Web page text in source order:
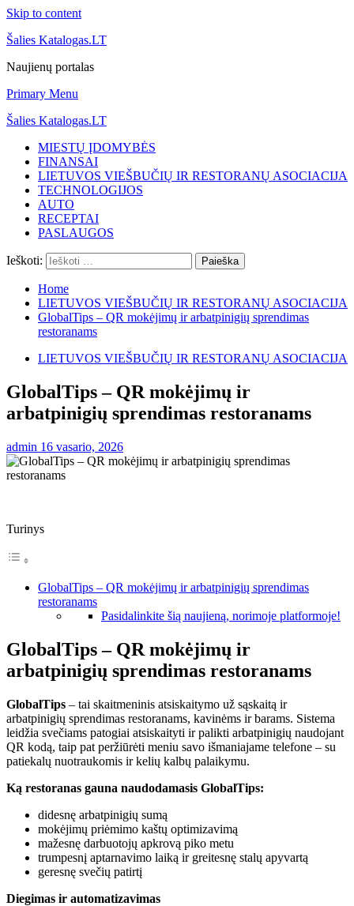
Skip to content
Šalies Katalogas.LT
Naujienų portalas
Primary Menu
Šalies Katalogas.LT
MIESTŲ ĮDOMYBĖS
FINANSAI
LIETUVOS VIEŠBUČIŲ IR RESTORANŲ ASOCIACIJA
TECHNOLOGIJOS
AUTO
RECEPTAI
PASLAUGOS
Ieškoti:
Home
LIETUVOS VIEŠBUČIŲ IR RESTORANŲ ASOCIACIJA
GlobalTips – QR mokėjimų ir arbatpinigių sprendimas
restoranams
LIETUVOS VIEŠBUČIŲ IR RESTORANŲ ASOCIACIJA
GlobalTips – QR mokėjimų ir
arbatpinigių sprendimas restoranams
admin 16 vasario, 2026
Turinys
GlobalTips – QR mokėjimų ir arbatpinigių sprendimas
restoranams
Pasidalinkite šią naujieną, norimoje platformoje!
GlobalTips – QR mokėjimų ir
arbatpinigių sprendimas restoranams
GlobalTips – tai skaitmeninis atsiskaitymo už sąskaitą ir
arbatpinigių sprendimas restoranams, kavinėms ir barams. Sistema
leidžia svečiams patogiai atsiskaityti ir palikti arbatpinigių naudojant
QR kodą, taip pat peržiūrėti meniu savo išmaniajame telefone – su
patiekalų nuotraukomis ir kelių kalbų palaikymu.
Ką restoranas gauna naudodamasis GlobalTips:
didesnę arbatpinigių sumą
mokėjimų priėmimo kaštų optimizavimą
mažesnę darbuotojų apkrovą piko metu
trumpesnį aptarnavimo laiką ir greitesnę stalų apyvartą
geresnę svečių patirtį
Diegimas ir automatizavimas